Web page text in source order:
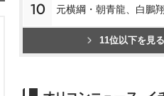
10 元横綱・朝青龍、白鵬
11位以下を見る